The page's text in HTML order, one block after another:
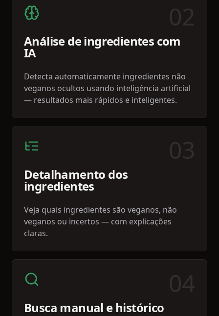
0 2
Análise de ingredientes com
IA
Detecta automaticamente ingredientes não
veganos ocultos usando inteligência artificial
— resultados mais rápidos e inteligentes.
0 3
Detalhamento dos
ingredientes
Veja quais ingredientes são veganos, não
veganos ou incertos — com explicações
claras.
04
Busca manual e histórico